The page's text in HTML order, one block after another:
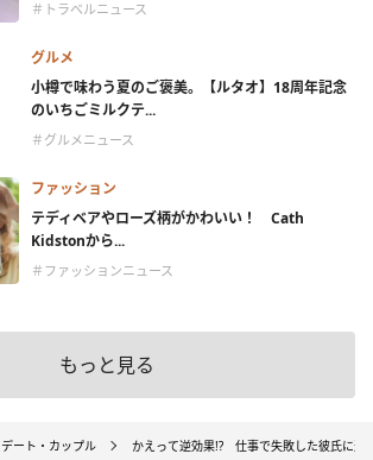
＃トラベルニュース
グルメ
小樽で味わう夏のご褒美。【ルタオ】18周年記念
のいちごミルクテ...
＃グルメニュース
ファッション
テディベアやローズ柄がかわいい！ Cath
Kidstonから...
＃ファッションニュース
もっと見る
デート・カップル かえって逆効果!? 仕事で失敗した彼氏に送